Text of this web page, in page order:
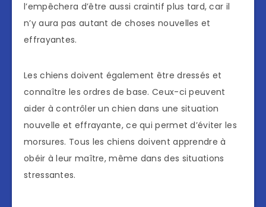
l’empêchera d’être aussi craintif plus tard, car il
n’y aura pas autant de choses nouvelles et
effrayantes.
Les chiens doivent également être dressés et
connaître les ordres de base. Ceux-ci peuvent
aider à contrôler un chien dans une situation
nouvelle et effrayante, ce qui permet d’éviter les
morsures. Tous les chiens doivent apprendre à
obéir à leur maître, même dans des situations
stressantes.